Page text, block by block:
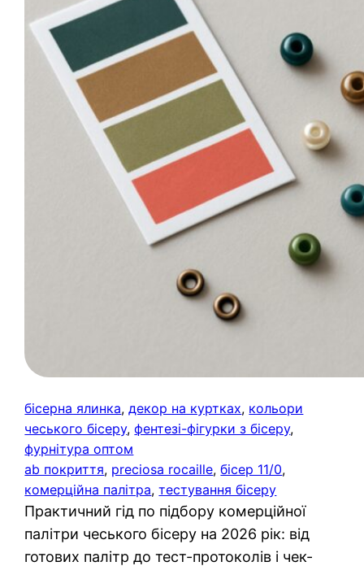
бісерна ялинка, декор на куртках, кольори
чеського бісеру, фентезі-фігурки з бісеру
фурнітура оптом
ab покриття, preciosa rocaille, бісер 11/0
комерційна палітра, тестування бісеру
Практичний гід по підбору комерційної
палітри чеського бісеру на 2026 рік: від
готових палітр до тест-протоколів і чек-